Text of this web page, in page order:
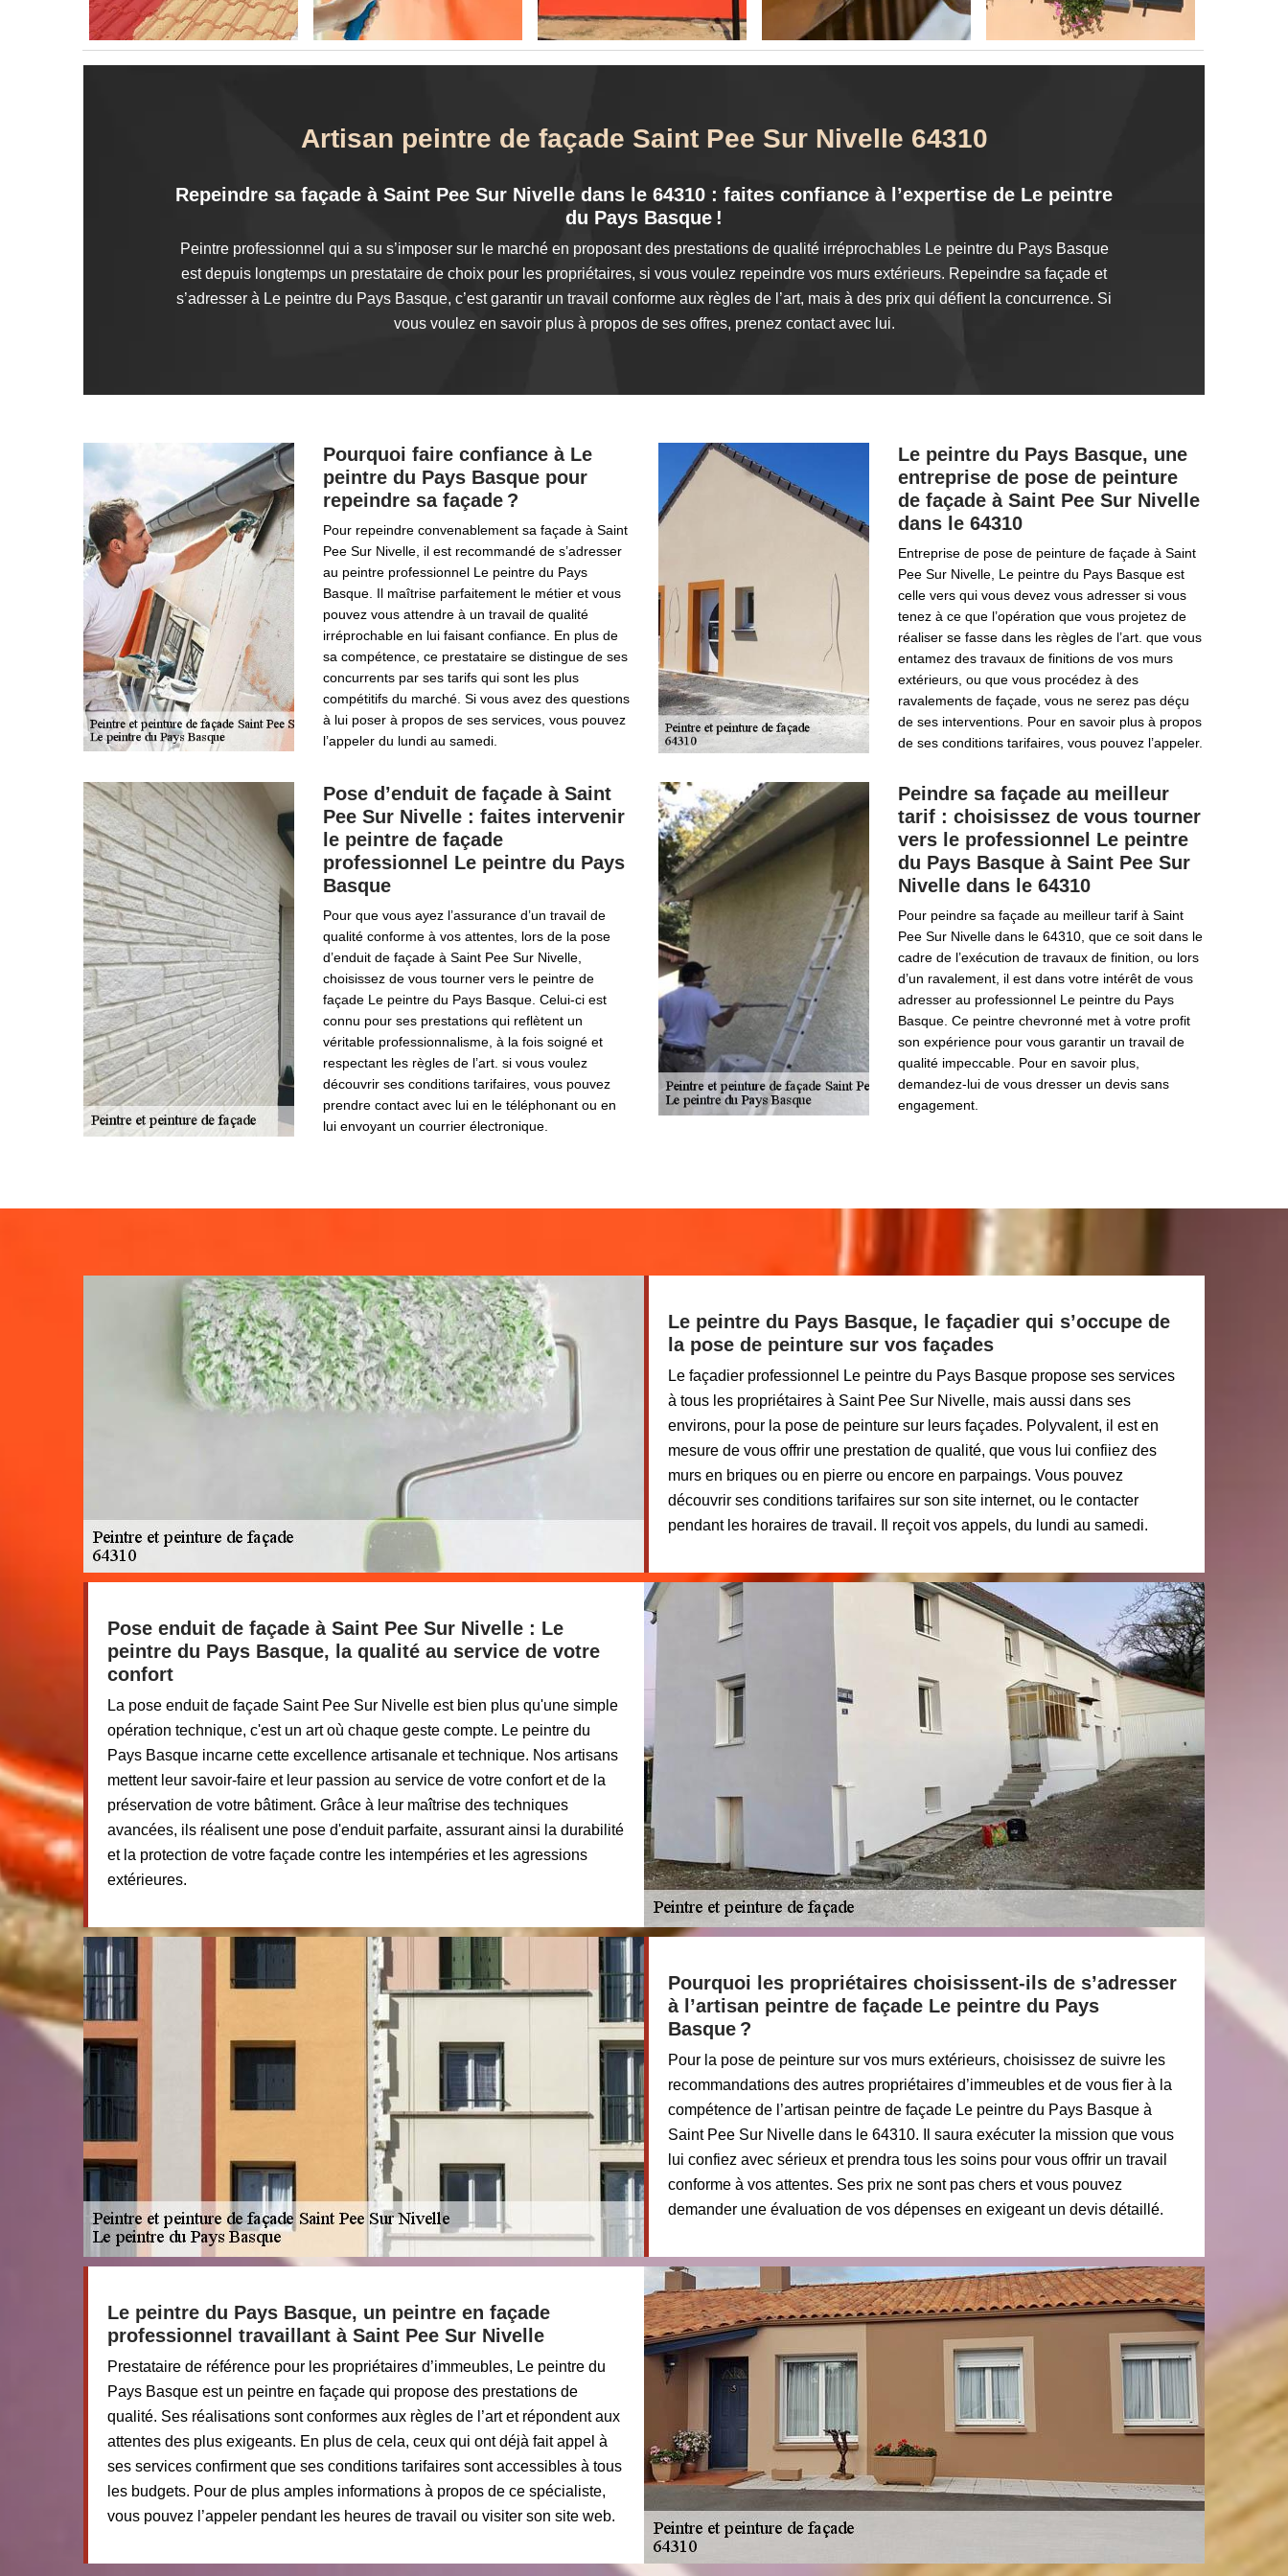
Artisan peintre de façade Saint Pee Sur Nivelle 64310
Repeindre sa façade à Saint Pee Sur Nivelle dans le 64310 : faites confiance à l’expertise de Le peintre
du Pays Basque !
Peintre professionnel qui a su s’imposer sur le marché en proposant des prestations de qualité irréprochables Le peintre du Pays Basque
est depuis longtemps un prestataire de choix pour les propriétaires, si vous voulez repeindre vos murs extérieurs. Repeindre sa façade et
s’adresser à Le peintre du Pays Basque, c’est garantir un travail conforme aux règles de l’art, mais à des prix qui défient la concurrence. Si
vous voulez en savoir plus à propos de ses offres, prenez contact avec lui.
Pourquoi faire confiance à Le
peintre du Pays Basque pour
repeindre sa façade ?
Pour repeindre convenablement sa façade à Saint
Pee Sur Nivelle, il est recommandé de s’adresser
au peintre professionnel Le peintre du Pays
Basque. Il maîtrise parfaitement le métier et vous
pouvez vous attendre à un travail de qualité
irréprochable en lui faisant confiance. En plus de
sa compétence, ce prestataire se distingue de ses
concurrents par ses tarifs qui sont les plus
compétitifs du marché. Si vous avez des questions
à lui poser à propos de ses services, vous pouvez
l’appeler du lundi au samedi.
Le peintre du Pays Basque, une
entreprise de pose de peinture
de façade à Saint Pee Sur Nivelle
dans le 64310
Entreprise de pose de peinture de façade à Saint
Pee Sur Nivelle, Le peintre du Pays Basque est
celle vers qui vous devez vous adresser si vous
tenez à ce que l’opération que vous projetez de
réaliser se fasse dans les règles de l’art. que vous
entamez des travaux de finitions de vos murs
extérieurs, ou que vous procédez à des
ravalements de façade, vous ne serez pas déçu
de ses interventions. Pour en savoir plus à propos
de ses conditions tarifaires, vous pouvez l’appeler.
Pose d’enduit de façade à Saint
Pee Sur Nivelle : faites intervenir
le peintre de façade
professionnel Le peintre du Pays
Basque
Pour que vous ayez l’assurance d’un travail de
qualité conforme à vos attentes, lors de la pose
d’enduit de façade à Saint Pee Sur Nivelle,
choisissez de vous tourner vers le peintre de
façade Le peintre du Pays Basque. Celui-ci est
connu pour ses prestations qui reflètent un
véritable professionnalisme, à la fois soigné et
respectant les règles de l’art. si vous voulez
découvrir ses conditions tarifaires, vous pouvez
prendre contact avec lui en le téléphonant ou en
lui envoyant un courrier électronique.
Peindre sa façade au meilleur
tarif : choisissez de vous tourner
vers le professionnel Le peintre
du Pays Basque à Saint Pee Sur
Nivelle dans le 64310
Pour peindre sa façade au meilleur tarif à Saint
Pee Sur Nivelle dans le 64310, que ce soit dans le
cadre de l’exécution de travaux de finition, ou lors
d’un ravalement, il est dans votre intérêt de vous
adresser au professionnel Le peintre du Pays
Basque. Ce peintre chevronné met à votre profit
son expérience pour vous garantir un travail de
qualité impeccable. Pour en savoir plus,
demandez-lui de vous dresser un devis sans
engagement.
Le peintre du Pays Basque, le façadier qui s’occupe de
la pose de peinture sur vos façades
Le façadier professionnel Le peintre du Pays Basque propose ses services
à tous les propriétaires à Saint Pee Sur Nivelle, mais aussi dans ses
environs, pour la pose de peinture sur leurs façades. Polyvalent, il est en
mesure de vous offrir une prestation de qualité, que vous lui confiiez des
murs en briques ou en pierre ou encore en parpaings. Vous pouvez
découvrir ses conditions tarifaires sur son site internet, ou le contacter
pendant les horaires de travail. Il reçoit vos appels, du lundi au samedi.
Pose enduit de façade à Saint Pee Sur Nivelle : Le
peintre du Pays Basque, la qualité au service de votre
confort
La pose enduit de façade Saint Pee Sur Nivelle est bien plus qu'une simple
opération technique, c'est un art où chaque geste compte. Le peintre du
Pays Basque incarne cette excellence artisanale et technique. Nos artisans
mettent leur savoir-faire et leur passion au service de votre confort et de la
préservation de votre bâtiment. Grâce à leur maîtrise des techniques
avancées, ils réalisent une pose d'enduit parfaite, assurant ainsi la durabilité
et la protection de votre façade contre les intempéries et les agressions
extérieures.
Pourquoi les propriétaires choisissent-ils de s’adresser
à l’artisan peintre de façade Le peintre du Pays
Basque ?
Pour la pose de peinture sur vos murs extérieurs, choisissez de suivre les
recommandations des autres propriétaires d’immeubles et de vous fier à la
compétence de l’artisan peintre de façade Le peintre du Pays Basque à
Saint Pee Sur Nivelle dans le 64310. Il saura exécuter la mission que vous
lui confiez avec sérieux et prendra tous les soins pour vous offrir un travail
conforme à vos attentes. Ses prix ne sont pas chers et vous pouvez
demander une évaluation de vos dépenses en exigeant un devis détaillé.
Le peintre du Pays Basque, un peintre en façade
professionnel travaillant à Saint Pee Sur Nivelle
Prestataire de référence pour les propriétaires d’immeubles, Le peintre du
Pays Basque est un peintre en façade qui propose des prestations de
qualité. Ses réalisations sont conformes aux règles de l’art et répondent aux
attentes des plus exigeants. En plus de cela, ceux qui ont déjà fait appel à
ses services confirment que ses conditions tarifaires sont accessibles à tous
les budgets. Pour de plus amples informations à propos de ce spécialiste,
vous pouvez l’appeler pendant les heures de travail ou visiter son site web.